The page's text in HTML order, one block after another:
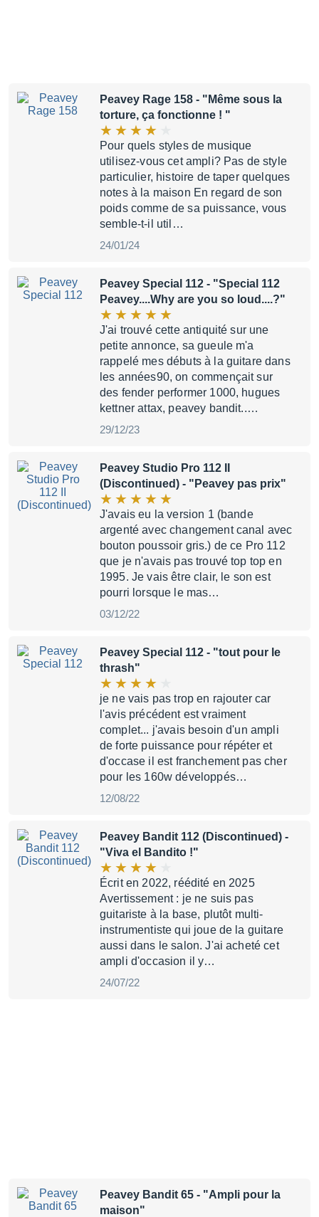
Peavey Rage 158 - "Même sous la
torture, ça fonctionne ! "
Pour quels styles de musique
utilisez-vous cet ampli? Pas de style
particulier, histoire de taper quelques
notes à la maison En regard de son
poids comme de sa puissance, vous
semble-t-il util…
24/01/24
Peavey Special 112 - "Special 112
Peavey....Why are you so loud....?"
J'ai trouvé cette antiquité sur une
petite annonce, sa gueule m'a
rappelé mes débuts à la guitare dans
les années90, on commençait sur
des fender performer 1000, hugues
kettner attax, peavey bandit..…
29/12/23
Peavey Studio Pro 112 II
(Discontinued) - "Peavey pas prix"
J'avais eu la version 1 (bande
argenté avec changement canal avec
bouton poussoir gris.) de ce Pro 112
que je n'avais pas trouvé top top en
1995. Je vais être clair, le son est
pourri lorsque le mas…
03/12/22
Peavey Special 112 - "tout pour le
thrash"
je ne vais pas trop en rajouter car
l'avis précédent est vraiment
complet... j'avais besoin d'un ampli
de forte puissance pour répéter et
d'occase il est franchement pas cher
pour les 160w développés…
12/08/22
Peavey Bandit 112 (Discontinued) -
"Viva el Bandito !"
Écrit en 2022, réédité en 2025
Avertissement : je ne suis pas
guitariste à la base, plutôt multi-
instrumentiste qui joue de la guitare
aussi dans le salon. J'ai acheté cet
ampli d'occasion il y…
24/07/22
Peavey Bandit 65 - "Ampli pour la
maison"